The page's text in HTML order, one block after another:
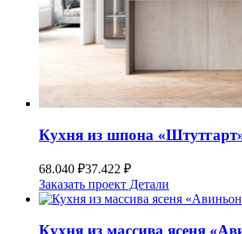
Кухня из шпона
68.040 ₽37.422 ₽
Заказать проект Детали
Кухня из массива ясеня